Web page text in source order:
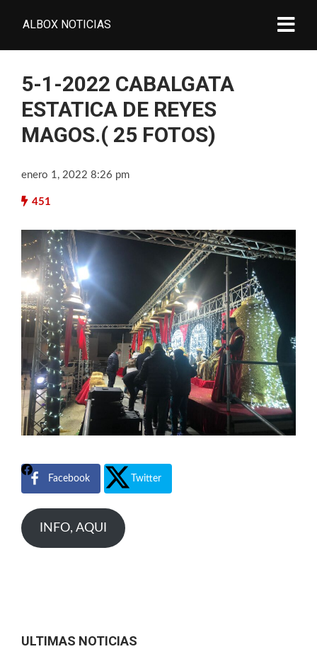
ALBOX NOTICIAS
5-1-2022 CABALGATA
ESTATICA DE REYES
MAGOS.( 25 FOTOS)
enero 1, 2022 8:26 pm
451
Facebook Twitter
INFO, AQUI
ULTIMAS NOTICIAS